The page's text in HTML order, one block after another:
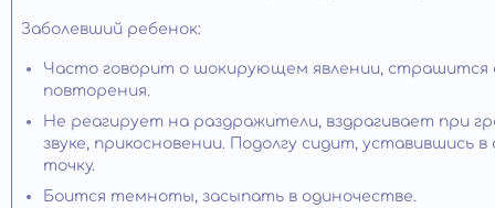
Заболевший ребенок:
Часто говорит о шокирующем явлении, страшится
повторения.
Не реагирует на раздражители, вздрагивает при
звуке, прикосновении. Подолгу сидит, уставившись в
точку.
Боится темноты, засыпать в одиночестве.